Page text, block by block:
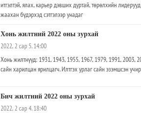
итгэлтэй, ялах, карьер дэвших дуртай, төрөлхийн
жаахан бүдэрхэд сэтгэлээр унадаг
Хонь жилтний 2022 оны зурхай
2022, 2 сар 5. 14:00
Хонь жилтнүүд: 1931, 1943, 1955, 1967, 1979, 1991, 2003,
сайн харилцан ярилцагч. Илтгэх урлаг сайн эзэмшсэн
Бич жилтний 2022 оны зурхай
2022, 2 сар 4. 18:40